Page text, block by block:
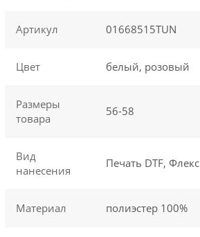
Артикул 01668515TUN
Цвет белый, розовый
Размеры
товара
56-58
Вид
нанесения
Печать DTF, Флекс
Материал полиэстер 100%